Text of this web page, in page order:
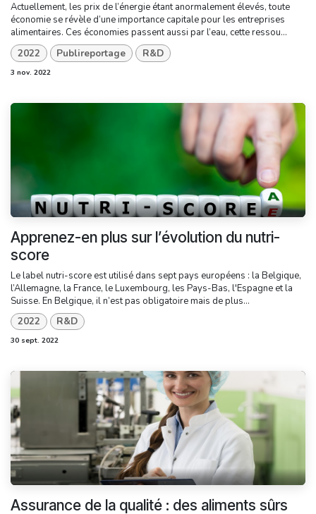
Actuellement, les prix de l’énergie étant anormalement élevés, toute
économie se révèle d’une importance capitale pour les entreprises
alimentaires. Ces économies passent aussi par l’eau, cette ressou...
2022 Publireportage R&D
3 nov. 2022
Apprenez-en plus sur l’évolution du nutri-
score
Le label nutri-score est utilisé dans sept pays européens : la Belgique,
l’Allemagne, la France, le Luxembourg, les Pays-Bas, l'Espagne et la
Suisse. En Belgique, il n’est pas obligatoire mais de plus...
2022 R&D
30 sept. 2022
Assurance de la qualité : des aliments sûrs